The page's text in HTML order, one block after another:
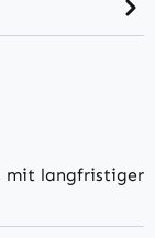
mit langfristiger